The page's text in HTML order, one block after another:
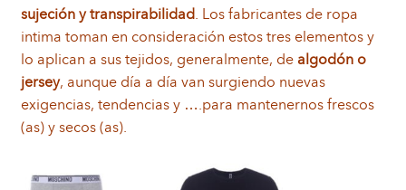
Biografía
Contacto
sujeción y transpirabilidad
. Los fabricantes de ropa
intima toman en consideración estos tres elementos y
lo aplican a sus tejidos, generalmente, de algodón o
jersey, aunque día a día van surgiendo nuevas
exigencias, tendencias y ….para mantenernos frescos
(as) y secos (as).